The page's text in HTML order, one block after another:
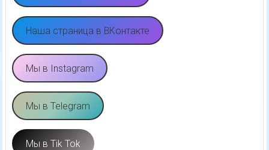
Наша страница в ВКонтакте
Мы в Instagram
Мы в Telegram
Мы в Tik Tok